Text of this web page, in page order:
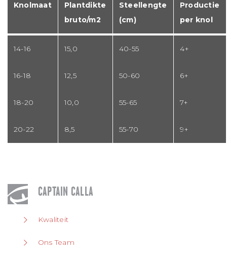
CAPTAIN CALLA
Kwaliteit
Ons Team
Knolmaat
Plantdikte
bruto/m2
Steellengte
(cm)
Productie
per knol
14-16 15,0 40-55 4+
16-18 12,5 50-60 6+
18-20 10,0 55-65 7+
20-22 8,5 55-70 9+